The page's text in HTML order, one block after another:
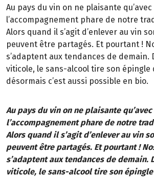
Au pays du vin on ne plaisante
l’accompagnement phare de notre
Alors quand il s’agit d’enlever au vin
peuvent être partagés. Et pourtant !
s’adaptent aux tendances de demain.
viticole, le sans-alcool tire son épingle
désormais c’est aussi possible en bio.
Au pays du vin on ne plaisante
l’accompagnement phare de notre
Alors quand il s’agit d’enlever au vin
peuvent être partagés. Et pourtant !
s’adaptent aux tendances de demain.
viticole, le sans-alcool tire son